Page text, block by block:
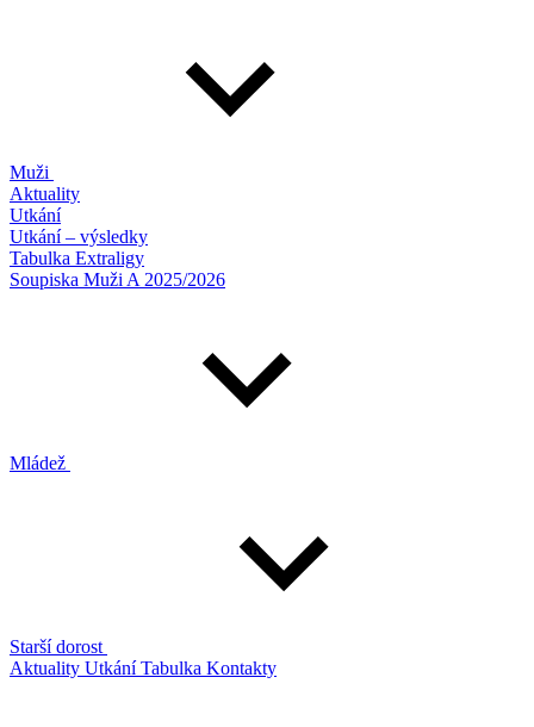
Muži
Aktuality
Utkání
Utkání – výsledky
Tabulka Extraligy
Soupiska Muži A 2025/2026
Mládež
Starší dorost
Aktuality UtkáníTabulka Kontakty